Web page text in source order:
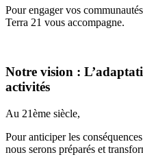
Pour engager vos
Terra 21 vous accompagne.
Notre vision :
activités
Au 21ème siècle,
Pour anticiper les
nous serons préparés et